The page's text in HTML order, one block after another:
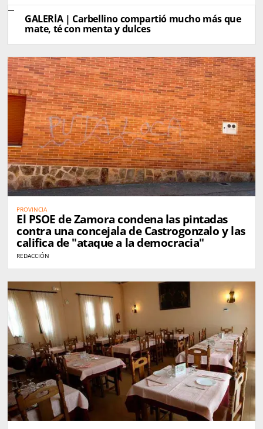
GALERÍA | Carbellino compartió mucho más que
mate, té con menta y dulces
PROVINCIA
El PSOE de Zamora condena las pintadas
contra una concejala de Castrogonzalo y las
califica de "ataque a la democracia"
REDACCIÓN